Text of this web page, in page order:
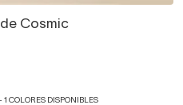
Cosmic
1 COLORES DISPONIBLES